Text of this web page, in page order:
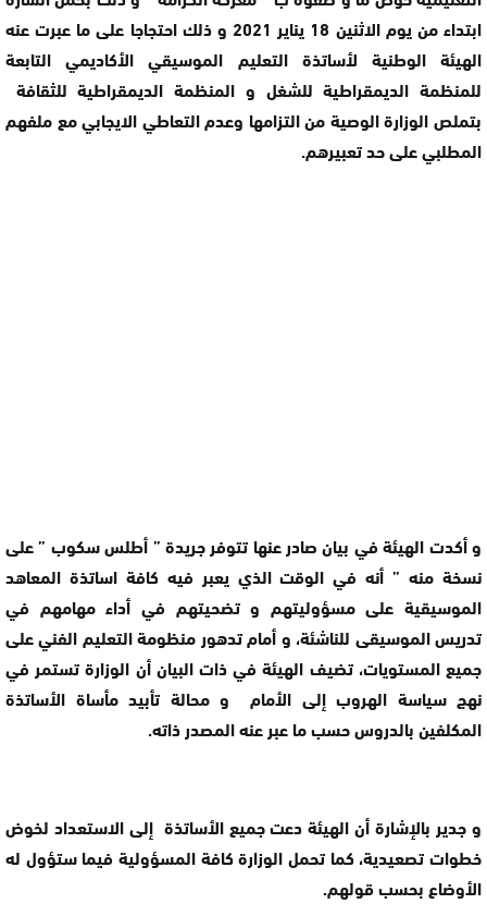
ابتداء من يوم الاثنين 18 يناير 2021 و ذلك احتجاجا على ما عبرت عنه
الهيئة الوطنية لأساتذة التعليم الموسيقي الأكاديمي التابعة
للمنظمة الديمقراطية للشغل و المنظمة الديمقراطية للثقافة
بتملص الوزارة الوصية من التزامها وعدم التعاطي الايجابي مع ملفهم
المطلبي على حد تعبيرهم.
و أكدت الهيئة في بيان صادر عنها تتوفر جريدة ” أطلس سكوب ” على
نسخة منه ” أنه في الوقت الذي يعبر فيه كافة اساتذة المعاهد
الموسيقية على مسؤوليتهم و تضحيتهم في أداء مهامهم في
تدريس الموسيقى للناشئة، و أمام تدهور منظومة التعليم الفني على
جميع المستويات، تضيف الهيئة في ذات البيان أن الوزارة تستمر في
نهج سياسة الهروب إلى الأمام و محالة تأبيد مأساة الأساتذة
المكلفين بالدروس حسب ما عبر عنه المصدر ذاته.
و جدير بالإشارة أن الهيئة دعت جميع الأساتذة إلى الاستعداد لخوض
خطوات تصعيدية، كما تحمل الوزارة كافة المسؤولية فيما ستؤول له
الأوضاع بحسب قولهم.